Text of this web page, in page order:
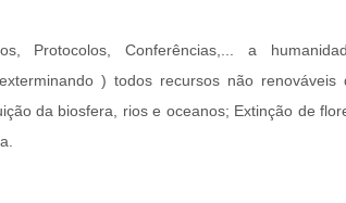
Protocolos, Conferências,... a
) todos recursos não
da biosfera, rios e oceanos; Extinção de